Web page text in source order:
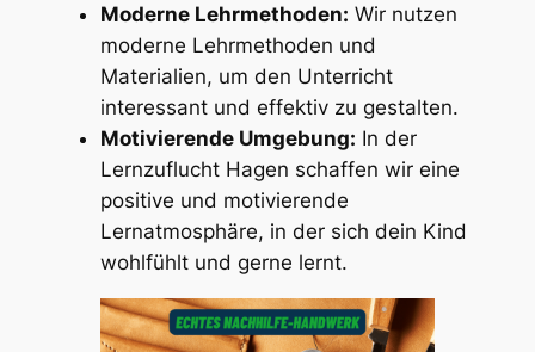
Moderne Lehrmethoden: Wir nutzen
moderne Lehrmethoden und
Materialien, um den Unterricht
interessant und effektiv zu gestalten.
Motivierende Umgebung: In der
Lernzuflucht Hagen schaffen wir eine
positive und motivierende
Lernatmosphäre, in der sich dein Kind
wohlfühlt und gerne lernt.